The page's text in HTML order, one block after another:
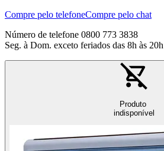
Compre pelo telefoneCompre pelo chat
Número de telefone 0800 773 3838
Seg. à Dom. exceto feriados das 8h às 20h
Produto
indisponível